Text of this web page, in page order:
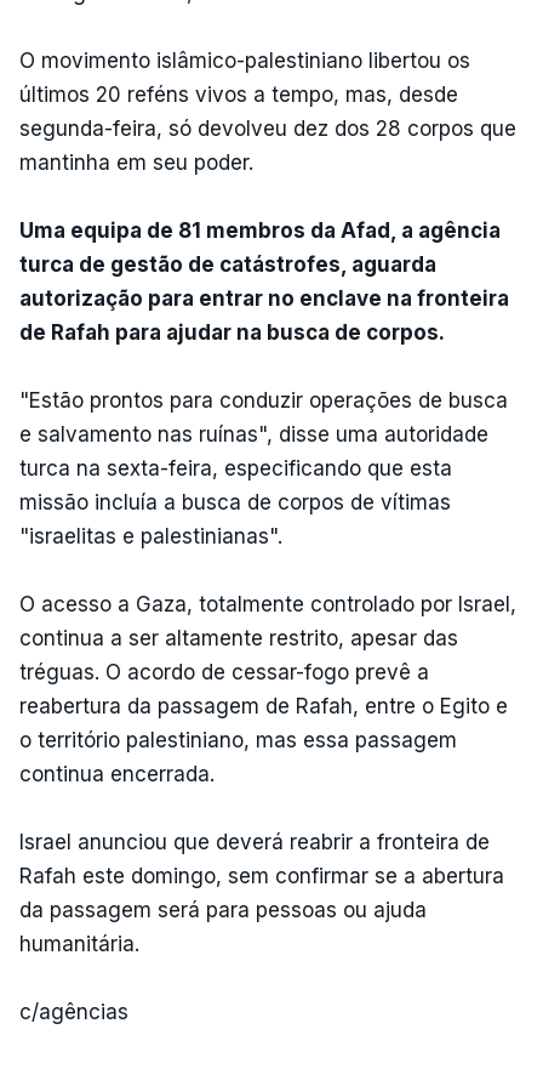
O movimento islâmico-palestiniano libertou os
últimos 20 reféns vivos a tempo, mas, desde
segunda-feira, só devolveu dez dos 28 corpos que
mantinha em seu poder.
Uma equipa de 81 membros da Afad, a agência
turca de gestão de catástrofes, aguarda
autorização para entrar no enclave na fronteira
de Rafah para ajudar na busca de corpos.
"Estão prontos para conduzir operações de busca
e salvamento nas ruínas", disse uma autoridade
turca na sexta-feira, especificando que esta
missão incluía a busca de corpos de vítimas
"israelitas e palestinianas".
O acesso a Gaza, totalmente controlado por Israel,
continua a ser altamente restrito, apesar das
tréguas. O acordo de cessar-fogo prevê a
reabertura da passagem de Rafah, entre o Egito e
o território palestiniano, mas essa passagem
continua encerrada.
Israel anunciou que deverá reabrir a fronteira de
Rafah este domingo, sem confirmar se a abertura
da passagem será para pessoas ou ajuda
humanitária.
c/agências